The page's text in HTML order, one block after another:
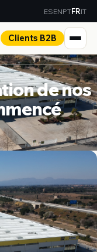
ESENPTFRIT
Clients B2B
de nos